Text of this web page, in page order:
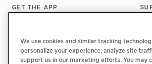
Footer
GET THE APP
We use cookies and similar tracking
personalize your experience, analyze site
support us in our marketing efforts. You may